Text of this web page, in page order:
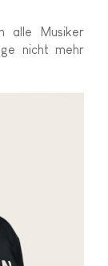
alle Musiker
nicht mehr